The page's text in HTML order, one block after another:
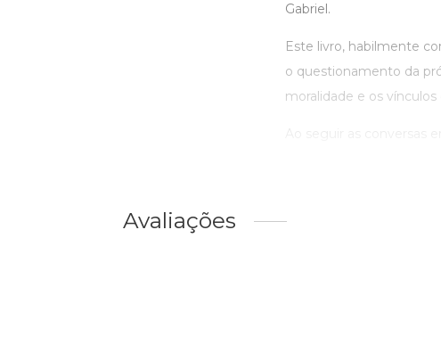
Gabriel.
Este livro, habilmente
o questionamento da
moralidade e os
Avaliações